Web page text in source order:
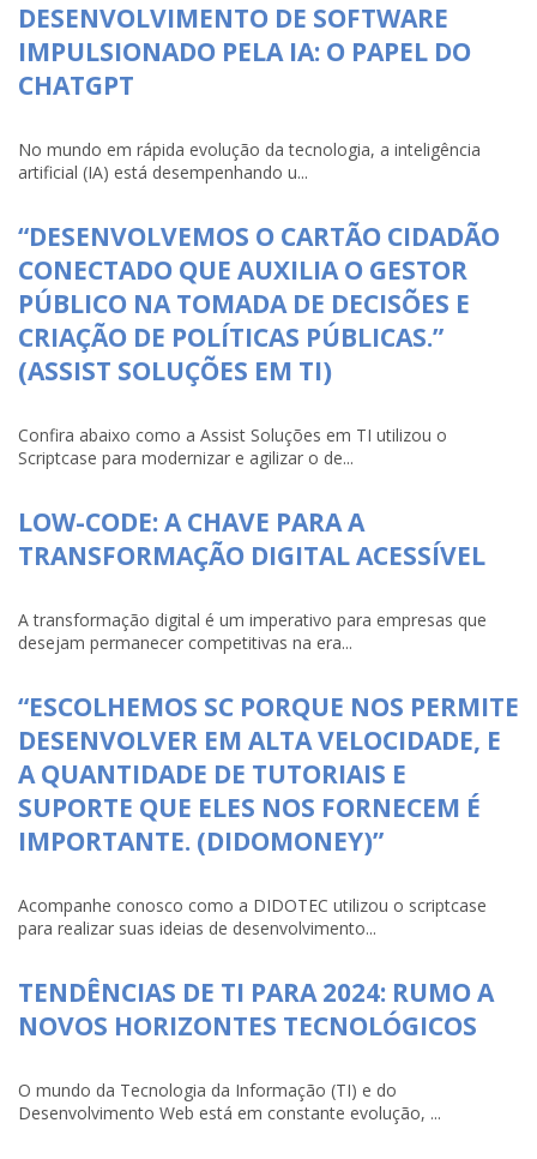
DESENVOLVIMENTO DE SOFTWARE
IMPULSIONADO PELA IA: O PAPEL DO
CHATGPT
No mundo em rápida evolução da tecnologia, a inteligência
artificial (IA) está desempenhando u...
“DESENVOLVEMOS O CARTÃO CIDADÃO
CONECTADO QUE AUXILIA O GESTOR
PÚBLICO NA TOMADA DE DECISÕES E
CRIAÇÃO DE POLÍTICAS PÚBLICAS.”
(ASSIST SOLUÇÕES EM TI)
Confira abaixo como a Assist Soluções em TI utilizou o
Scriptcase para modernizar e agilizar o de...
LOW-CODE: A CHAVE PARA A
TRANSFORMAÇÃO DIGITAL ACESSÍVEL
A transformação digital é um imperativo para empresas que
desejam permanecer competitivas na era...
“ESCOLHEMOS SC PORQUE NOS PERMITE
DESENVOLVER EM ALTA VELOCIDADE, E
A QUANTIDADE DE TUTORIAIS E
SUPORTE QUE ELES NOS FORNECEM É
IMPORTANTE. (DIDOMONEY)”
Acompanhe conosco como a DIDOTEC utilizou o scriptcase
para realizar suas ideias de desenvolvimento...
TENDÊNCIAS DE TI PARA 2024: RUMO A
NOVOS HORIZONTES TECNOLÓGICOS
O mundo da Tecnologia da Informação (TI) e do
Desenvolvimento Web está em constante evolução, ...